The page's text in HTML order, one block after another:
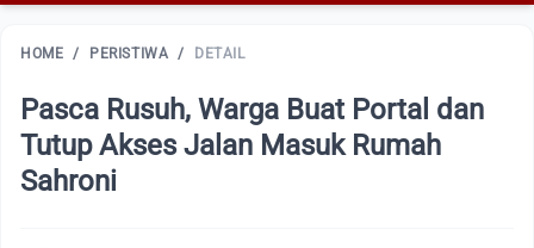
HOME / PERISTIWA / DETAIL
Pasca Rusuh, Warga Buat Portal dan
Tutup Akses Jalan Masuk Rumah
Sahroni